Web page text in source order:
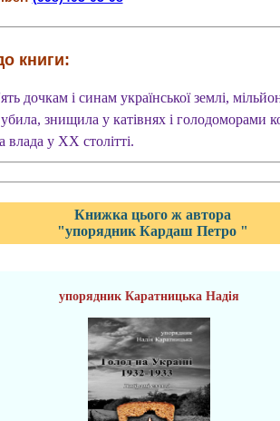
книги:
дочкам і синам української землі,
знищила у катівнях і голодоморами
влада у ХХ столітті.
Книжка цього ж автора
"упорядник Кардаш Петро "
упорядник Каратницька Надія